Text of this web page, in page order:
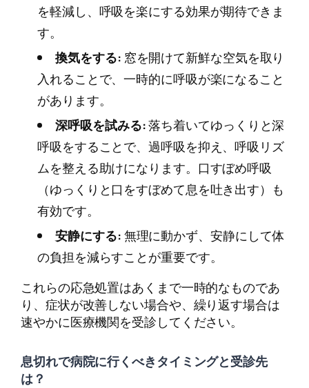
を軽減し、呼吸を楽にする効果が期待できま
す。
換気をする:窓を開けて新鮮な空気を取り
入れることで、一時的に呼吸が楽になること
があります。
深呼吸を試みる:落ち着いてゆっくりと深
呼吸をすることで、過呼吸を抑え、呼吸リズ
ムを整える助けになります。口すぼめ呼吸
（ゆっくりと口をすぼめて息を吐き出す）も
有効です。
安静にする:無理に動かず、安静にして体
の負担を減らすことが重要です。
これらの応急処置はあくまで一時的なものであ
り、症状が改善しない場合や、繰り返す場合は
速やかに医療機関を受診してください。
息切れで病院に行くべきタイミングと受診先
は？